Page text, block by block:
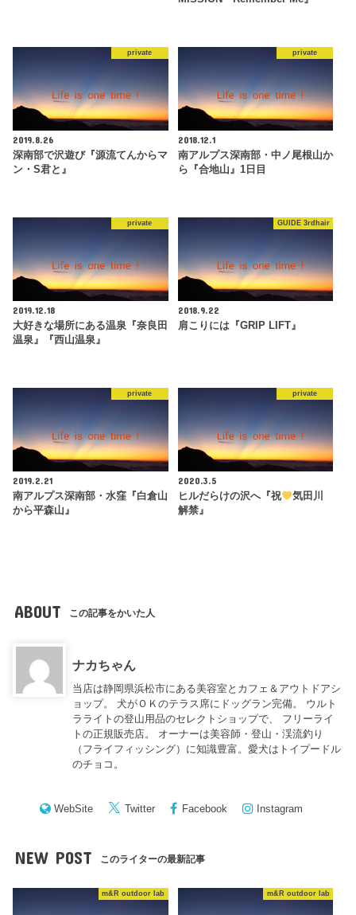
private
2019.8.26
深南部で沢遊び『源流てんからマ
ン・S君と』
private
2018.12.1
南アルプス深南部・中ノ尾根山か
ら『合地山』1日目
private
2019.12.18
大好きな場所にある温泉『奈良田
温泉』『西山温泉』
GUIDE 3rdhair
2018.9.22
肩こりには『GRIP LIFT』
private
2019.2.21
南アルプス深南部・水窪『白倉山
から平森山』
private
2020.3.5
ヒルだらけの沢へ『祝
気田川
解禁』
ABOUT この記事をかいた人
ナカちゃん
当店は静岡県浜松市にある美容室とカフェ＆アウトドアシ
ョップ。 犬がＯＫのテラス席にドッグラン完備。 ウルト
ラライトの登山用品のセレクトショップで、 フリーライ
トの正規販売店。 オーナーは美容師・登山・渓流釣り
（フライフィッシング）に知識豊富。愛犬はトイプードル
のチョコ。
WebSite Twitter Facebook Instagram
NEW POST このライターの最新記事
m&R outdoor lab m&R outdoor lab